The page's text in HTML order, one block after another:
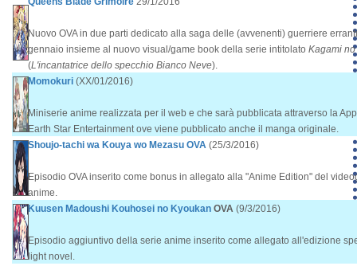
Nuovo OVA in due parti dedicato alla saga delle (avvenenti) guerriere
gennaio insieme al nuovo visual/game book della serie intitolato Kagami
(L'incantatrice dello specchio Bianco Neve).
Momokuri (XX/01/2016)
Miniserie anime realizzata per il web e che sarà pubblicata attraverso la
Earth Star Entertainment ove viene pubblicato anche il manga originale.
Shoujo-tachi wa Kouya wo Mezasu OVA (25/3/2016)
Episodio OVA inserito come bonus in allegato alla "Anime Edition" del
anime.
Kuusen Madoushi Kouhosei no Kyoukan OVA (9/3/2016)
Episodio aggiuntivo della serie anime inserito come allegato all'edizione
light novel.